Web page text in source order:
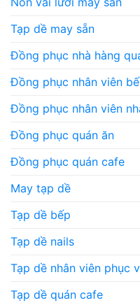
Tạp dề may sẵn
Đồng phục nhà hàng
Đồng phục nhân viên
Đồng phục nhân viên
Đồng phục quán ăn
Đồng phục quán cafe
May tạp dề
Tạp dề bếp
Tạp dề nails
Tạp dề nhân viên phục
Tạp dề quán cafe